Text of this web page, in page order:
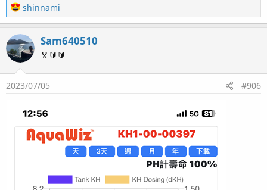
R
e
c
t
i
o
n
：
shinnami
Sam640510
🏅🔰🔰
2023/07/05 #906